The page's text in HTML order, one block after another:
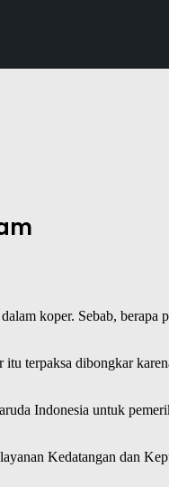
koper. Sebab, berapa
terpaksa dibongkar
Indonesia untuk
Kedatangan dan